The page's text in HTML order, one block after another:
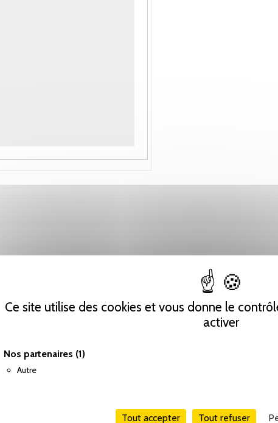
Ce site utilise des cookies et vous donne le
activer
Nos partenaires (1)
Autre
Tout accepter Tout refuser